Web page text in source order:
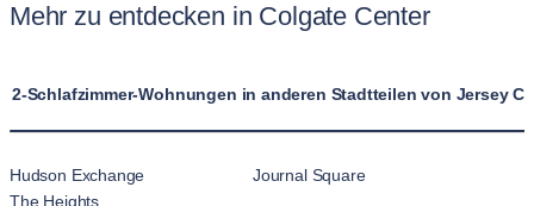
Mehr zu entdecken in Colgate Center
2-Schlafzimmer-Wohnungen in anderen Stadtteilen von Jersey
Hudson Exchange
Journal Square
The Heights